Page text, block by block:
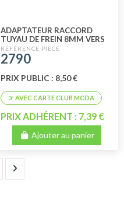
ADAPTATEUR RACCORD
TUYAU DE FREIN 8MM VERS
9MM
2790
PRIX PUBLIC : 8,50 €
PRIX ADHÉRENT : 7,39 €
Ajouter au panier